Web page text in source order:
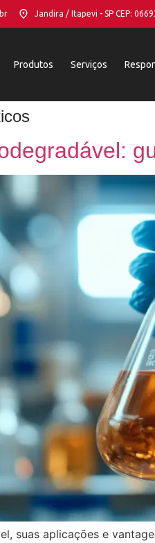
Jandira / Itapevi - SP CEP:
Produtos Serviços
suas aplicações e